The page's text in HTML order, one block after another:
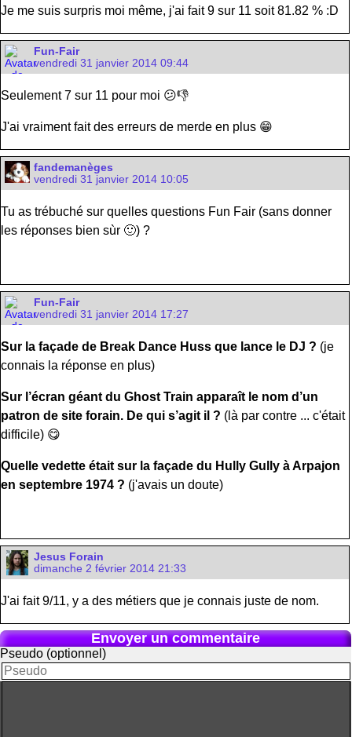
Je me suis surpris moi même, j'ai fait 9 sur 11 soit 81.82 % :D
Fun-Fair
vendredi 31 janvier 2014 09:44
Seulement 7 sur 11 pour moi 😕👎
J'ai vraiment fait des erreurs de merde en plus 😁
fandemanèges
vendredi 31 janvier 2014 10:05
Tu as trébuché sur quelles questions Fun Fair (sans donner
les réponses bien sùr 🙂) ?
Fun-Fair
vendredi 31 janvier 2014 17:27
Sur la façade de Break Dance Huss que lance le DJ ? (je
connais la réponse en plus)
Sur l’écran géant du Ghost Train apparaît le nom d’un
patron de site forain. De qui s’agit il ? (là par contre ... c'était
difficile) 😋
Quelle vedette était sur la façade du Hully Gully à Arpajon
en septembre 1974 ? (j'avais un doute)
Jesus Forain
dimanche 2 février 2014 21:33
J'ai fait 9/11, y a des métiers que je connais juste de nom.
Envoyer un commentaire
Pseudo (optionnel)